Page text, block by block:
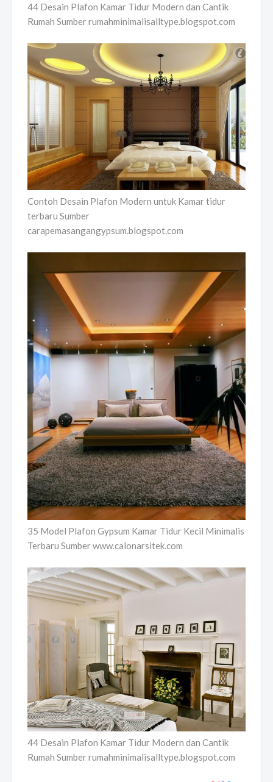
44 Desain Plafon Kamar Tidur Modern dan Cantik
Rumah Sumber rumahminimalisalltype.blogspot.com
Contoh Desain Plafon Modern untuk Kamar tidur
terbaru Sumber
carapemasangangypsum.blogspot.com
35 Model Plafon Gypsum Kamar Tidur Kecil Minimalis
Terbaru Sumber www.calonarsitek.com
44 Desain Plafon Kamar Tidur Modern dan Cantik
Rumah Sumber rumahminimalisalltype.blogspot.com